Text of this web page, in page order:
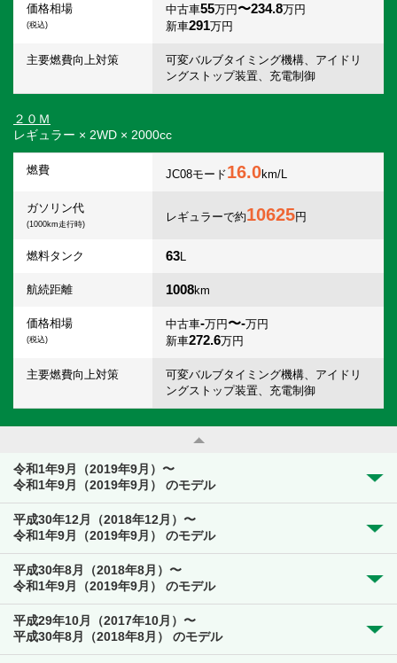
価格相場
(税込)
中古車55万円〜234.8万円
新車291万円
主要燃費向上対策
可変バルブタイミング機構、アイドリ
ングストップ装置、充電制御
２０Ｍ
レギュラー × 2WD × 2000cc
燃費 JC08モード16.0km/L
ガソリン代
(1000km走行時)
レギュラーで約10625円
燃料タンク 63L
航続距離 1008km
価格相場
(税込)
中古車-万円〜-万円
新車272.6万円
主要燃費向上対策
可変バルブタイミング機構、アイドリ
ングストップ装置、充電制御
令和1年9月（2019年9月）〜
令和1年9月（2019年9月） のモデル
平成30年12月（2018年12月）〜
令和1年9月（2019年9月） のモデル
平成30年8月（2018年8月）〜
令和1年9月（2019年9月） のモデル
平成29年10月（2017年10月）〜
平成30年8月（2018年8月） のモデル